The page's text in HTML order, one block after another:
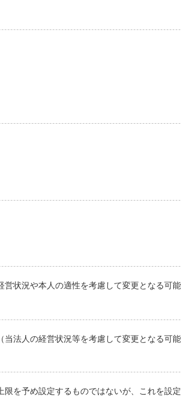
状況や本人の適性を考慮して変更となる可
法人の経営状況等を考慮して変更となる可
を予め設定するものではないが、これを設